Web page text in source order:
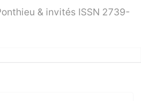
& invités ISSN 2739-